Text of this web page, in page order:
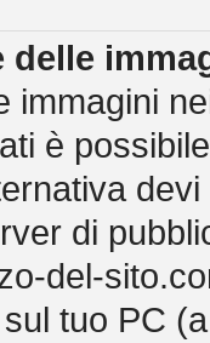
delle
immagini
è
di
del-
tuo PC